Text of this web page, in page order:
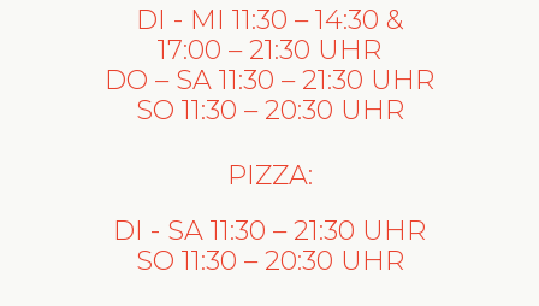
DI - MI 11:30 – 14:30 &
17:00 – 21:30 UHR
DO – SA 11:30 – 21:30 UHR
SO 11:30 – 20:30 UHR
PIZZA:
DI - SA 11:30 – 21:30 UHR
SO 11:30 – 20:30 UHR